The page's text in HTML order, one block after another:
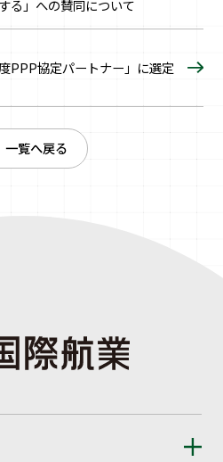
る」への賛同について
PPP協定パートナー」に選定
一覧へ戻る